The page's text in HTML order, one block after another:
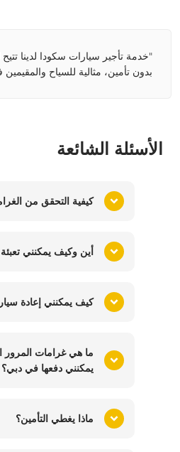
"خدمة تأجير سيارات سكودا لدينا
بدون تأمين، مثالية للسياح
الأسئلة الشائعة
كيفية التحقق من
أين وكيف يمكنني
كيف يمكنني إعادة
ما هي غرامات المرور
يمكنني دفعها في دبي؟
ماذا يغطي التأمين؟